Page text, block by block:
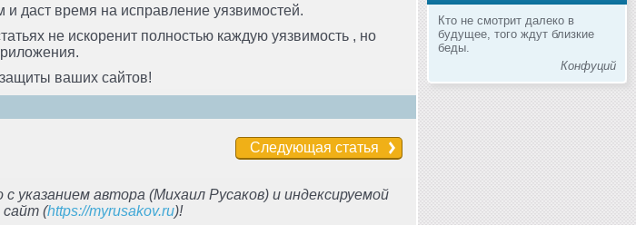
Кто не смотрит далеко в
будущее, того ждут близкие
беды.
Конфуций
даст время на исправление уязвимостей.
не искоренит полностью каждую уязвимость , но
ваших сайтов!
Следующая статья
указанием автора (Михаил Русаков) и индексируемой
сайт (https://myrusakov.ru)!